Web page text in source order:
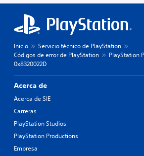
Inicio
Servicio técnico de PlayStation
Códigos de error de PlayStation
PlayStation
0x8320022D
Acerca de
Acerca de SIE
Carreras
PlayStation Studios
PlayStation Productions
Empresa